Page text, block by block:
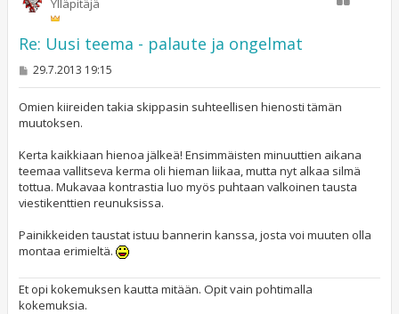
Ylläpitäjä
Re: Uusi teema - palaute ja ongelmat
V
s
t
i
29.7.2013 19:15
Omien kiireiden takia skippasin suhteellisen hienosti tämän
muutoksen.
Kerta kaikkiaan hienoa jälkeä! Ensimmäisten minuuttien aikana
teemaa vallitseva kerma oli hieman liikaa, mutta nyt alkaa silmä
tottua. Mukavaa kontrastia luo myös puhtaan valkoinen tausta
viestikenttien reunuksissa.
Painikkeiden taustat istuu bannerin kanssa, josta voi muuten olla
montaa erimieltä.
Et opi kokemuksen kautta mitään. Opit vain pohtimalla
kokemuksia.